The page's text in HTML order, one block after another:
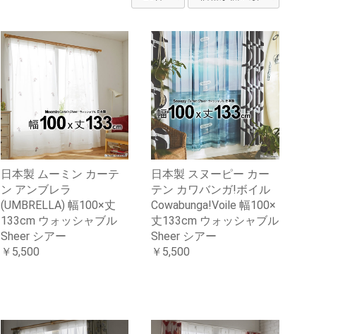
日本製 ムーミン カーテ
ン アンブレラ
(UMBRELLA) 幅100×丈
133cm ウォッシャブル
Sheer シアー
￥5,500
日本製 スヌーピー カー
テン カワバンガ!ボイル
Cowabunga!Voile 幅100×
丈133cm ウォッシャブル
Sheer シアー
￥5,500